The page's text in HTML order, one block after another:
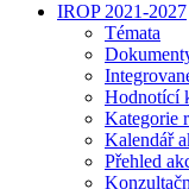
IROP 2021-2027
Témata
Hodnotící
Kategorie
Kalendář
Přehled